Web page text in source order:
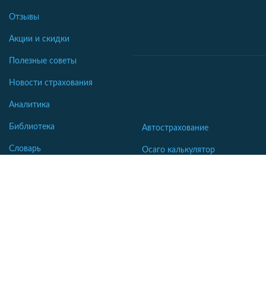
Отзывы
Акции и скидки
Полезные советы
Новости страхования
Аналитика
Библиотека
Словарь
Автострахование
Осаго калькулятор